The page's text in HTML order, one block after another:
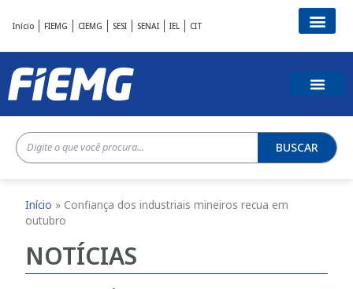
Início FIEMG CIEMG SESI SENAI IEL CIT
BUSCAR
Início » Confiança dos industriais mineiros recua em
outubro
NOTÍCIAS